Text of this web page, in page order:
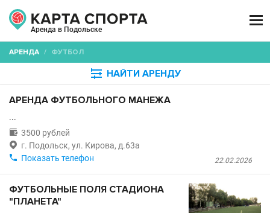
Аренда в Подольске

АРЕНДА / ФУТБОЛ
 НАЙТИ АРЕНДУ
АРЕНДА ФУТБОЛЬНОГО МАНЕЖА
...
 3500 рублей
 г. Подольск, ул. Кирова, д.63а
22.02.2026
 Показать телефон
ФУТБОЛЬНЫЕ ПОЛЯ СТАДИОНА
"ПЛАНЕТА"